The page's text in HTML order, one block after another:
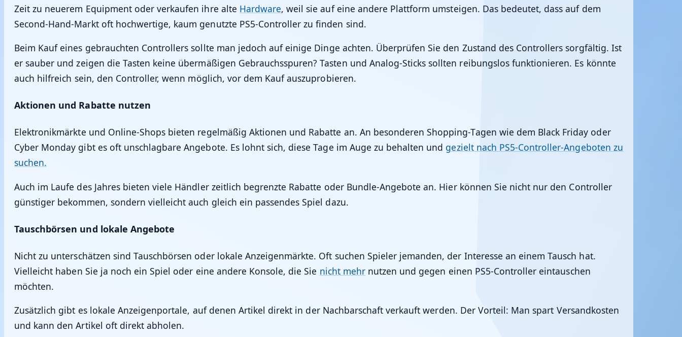
Zeit zu neuerem Equipment oder verkaufen ihre alte Hardware, weil sie auf eine andere Plattform umsteigen. Das bedeutet, dass auf dem
Second-Hand-Markt oft hochwertige, kaum genutzte PS5-Controller zu finden sind.
Beim Kauf eines gebrauchten Controllers sollte man jedoch auf einige Dinge achten. Überprüfen Sie den Zustand des Controllers sorgfältig. Ist
er sauber und zeigen die Tasten keine übermäßigen Gebrauchsspuren? Tasten und Analog-Sticks sollten reibungslos funktionieren. Es könnte
auch hilfreich sein, den Controller, wenn möglich, vor dem Kauf auszuprobieren.
Aktionen und Rabatte nutzen
Elektronikmärkte und Online-Shops bieten regelmäßig Aktionen und Rabatte an. An besonderen Shopping-Tagen wie dem Black Friday oder
Cyber Monday gibt es oft unschlagbare Angebote. Es lohnt sich, diese Tage im Auge zu behalten und gezielt nach PS5-Controller-Angeboten zu
suchen.
Auch im Laufe des Jahres bieten viele Händler zeitlich begrenzte Rabatte oder Bundle-Angebote an. Hier können Sie nicht nur den Controller
günstiger bekommen, sondern vielleicht auch gleich ein passendes Spiel dazu.
Tauschbörsen und lokale Angebote
Nicht zu unterschätzen sind Tauschbörsen oder lokale Anzeigenmärkte. Oft suchen Spieler jemanden, der Interesse an einem Tausch hat.
Vielleicht haben Sie ja noch ein Spiel oder eine andere Konsole, die Sie nicht mehrnutzen und gegen einen PS5-Controller eintauschen
möchten.
Zusätzlich gibt es lokale Anzeigenportale, auf denen Artikel direkt in der Nachbarschaft verkauft werden. Der Vorteil: Man spart Versandkosten
und kann den Artikel oft direkt abholen.